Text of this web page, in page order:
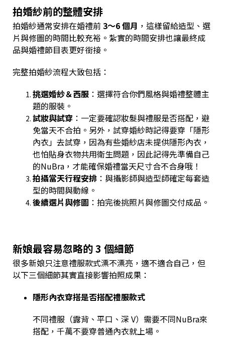
拍婚紗前的整體安排
拍婚紗通常安排在婚禮前3～6 個月 ，這樣留給造型、選
片與修圖的時間比較充裕。紮實的時間安排也讓最終成
品與婚禮節目表更好銜接。
完整拍婚紗流程大致包括：
挑選婚紗＆西服 ：選擇符合你們風格與婚禮整體主
題的服裝。
試妝與試穿 ：一定要確認妝髮與禮服是否搭配，避
免當天不合拍。另外，試穿婚紗時記得要穿「隱形
內衣」去試穿，因為有些婚紗店未提供隱形內衣，
也怕貼身衣物共用衛生問題，因此記得先準備自己
的NuBra，才能確保婚禮當天尺寸合不合身哦！
拍攝當天行程安排 ：與攝影師與造型師確定每套造
型的時間與動線。
後續選片與修圖 ：拍完後挑照片與修圖交付成品。
新娘最容易忽略的 3 個細節
很多新娘只注意禮服款式漂不漂亮，適不適合自己，但
以下三個細節其實直接影響拍照成果：
隱形內衣穿搭是否搭配禮服款式
不同禮服（露背、平口、深 V）需要不同NuBra來
搭配，千萬不要穿普通內衣就上場。